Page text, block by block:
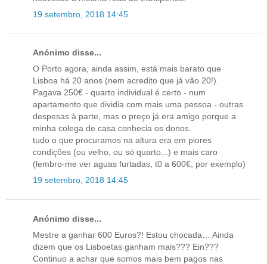
19 setembro, 2018 14:45
Anónimo disse...
O Porto agora, ainda assim, está mais barato que
Lisboa há 20 anos (nem acredito que já vão 20!).
Pagava 250€ - quarto individual é certo - num
apartamento que dividia com mais uma pessoa - outras
despesas à parte, mas o preço já era amigo porque a
minha colega de casa conhecia os donos.
tudo o que procuramos na altura era em piores
condições (ou velho, ou só quarto...) e mais caro
(lembro-me ver aguas furtadas, t0 a 600€, por exemplo)
19 setembro, 2018 14:45
Anónimo disse...
Mestre a ganhar 600 Euros?! Estou chocada… Ainda
dizem que os Lisboetas ganham mais??? Ein???
Continuo a achar que somos mais bem pagos nas